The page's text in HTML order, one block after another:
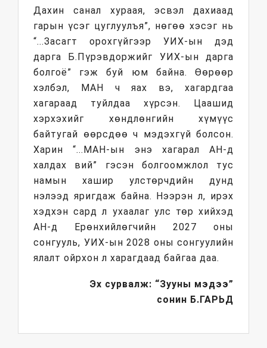
Дахин санал хураая, эсвэл дахиаад
гарын үсэг цуглуулъя”, нөгөө хэсэг нь
“...Засагт орохгүйгээр УИХ-ын дэд
дарга Б.Пүрэвдоржийг УИХ-ын дарга
болгоё” гэж буй юм байна. Өөрөөр
хэлбэл, МАН ч яах вэ, хагардгаа
хагараад туйлдаа хүрсэн. Цаашид
хэрхэхийг хөндлөнгийн хүмүүс
байтугай өөрсдөө ч мэдэхгүй болсон.
Харин “...МАН-ын энэ хагарал АН-д
халдах вий” гэсэн болгоомжлол тус
намын хашир улстөрчдийн дунд
нэлээд яригдаж байна. Нээрэн л, ирэх
хэдхэн сард л ухаалаг улс төр хийхэд
АН-д Ерөнхийлөгчийн 2027 оны
сонгууль, УИХ-ын 2028 оны сонгуулийн
ялалт ойрхон л харагдаад байгаа даа.
Эх сурвалж: “Зууны мэдээ”
сонин Б.ГАРЬД